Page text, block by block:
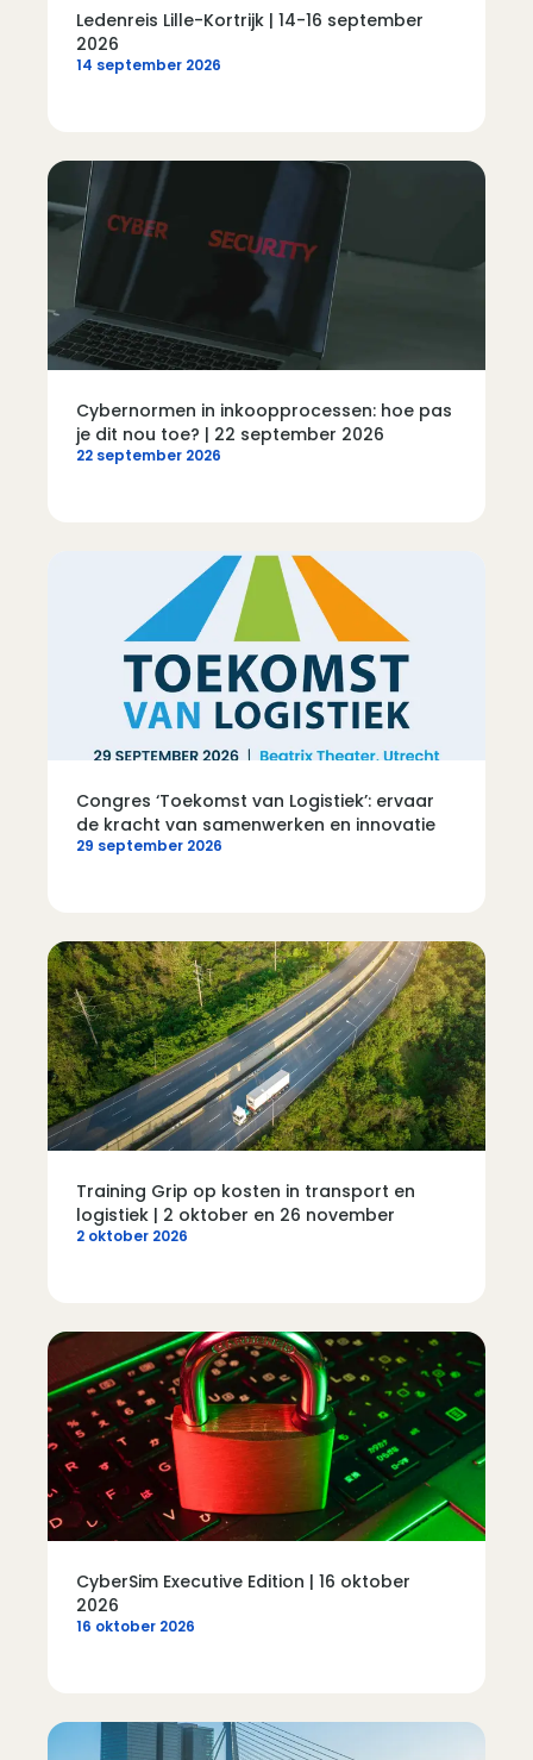
Ledenreis Lille-Kortrijk | 14-16 september
2026
14 september 2026
Cybernormen in inkoopprocessen: hoe pas
je dit nou toe? | 22 september 2026
22 september 2026
Congres ‘Toekomst van Logistiek’: ervaar
de kracht van samenwerken en innovatie
29 september 2026
Training Grip op kosten in transport en
logistiek | 2 oktober en 26 november
2 oktober 2026
CyberSim Executive Edition | 16 oktober
2026
16 oktober 2026